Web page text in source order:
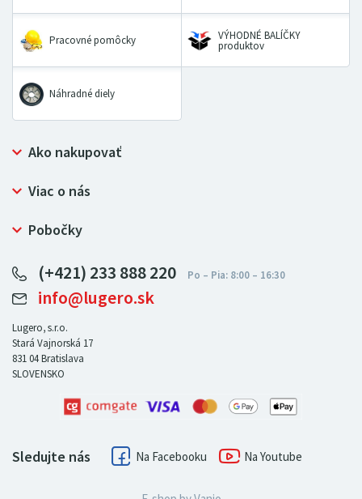
Pracovné pomôcky VÝHODNÉ BALÍČKY
produktov
Náhradné diely
Ako nakupovať
Prečo nakupovať u LUGERO
Ochrana osobných údajov
Viac o nás
Bezpečný nákup
Certifikát NATUR-PACK
Pre predajcov
Pobočky
LUGERO Nemecko
LUGERO Česká republika
LUGERO Maďarsko
LUGERO Rakousko
(+421) 233 888 220
info@lugero.sk
Lugero, s.r.o.
Stará Vajnorská 17
831 04Bratislava
SLOVENSKO
Sledujte nás Facebook Youtube